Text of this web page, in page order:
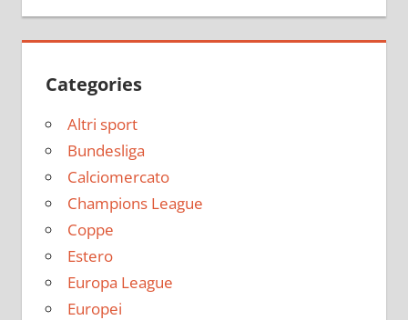
Categories
Altri sport
Bundesliga
Calciomercato
Champions League
Coppe
Estero
Europa League
Europei